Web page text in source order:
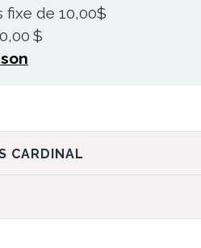
fixe de 10,00$
$
ÉDITIONS CARDINAL